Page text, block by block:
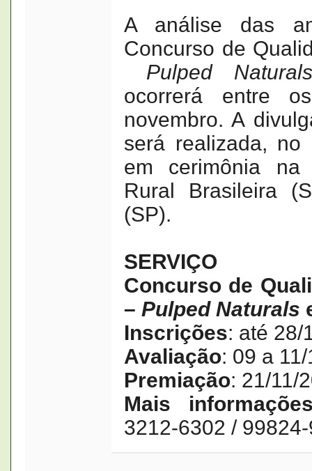
A análise das
Concurso de
Pulped
ocorrerá entre
novembro. A
será realizada,
em cerimônia na
Rural Brasileira
(SP).
SERVIÇO
Concurso de
– Pulped Naturals
Inscrições: até 28/
Avaliação: 09 a
Premiação: 21/11/
Mais
3212-6302 /